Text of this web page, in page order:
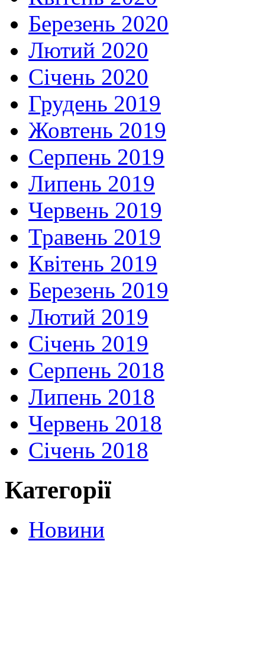
Березень 2020
Лютий 2020
Січень 2020
Грудень 2019
Жовтень 2019
Серпень 2019
Липень 2019
Червень 2019
Травень 2019
Квітень 2019
Березень 2019
Лютий 2019
Січень 2019
Серпень 2018
Липень 2018
Червень 2018
Січень 2018
Категорії
Новини